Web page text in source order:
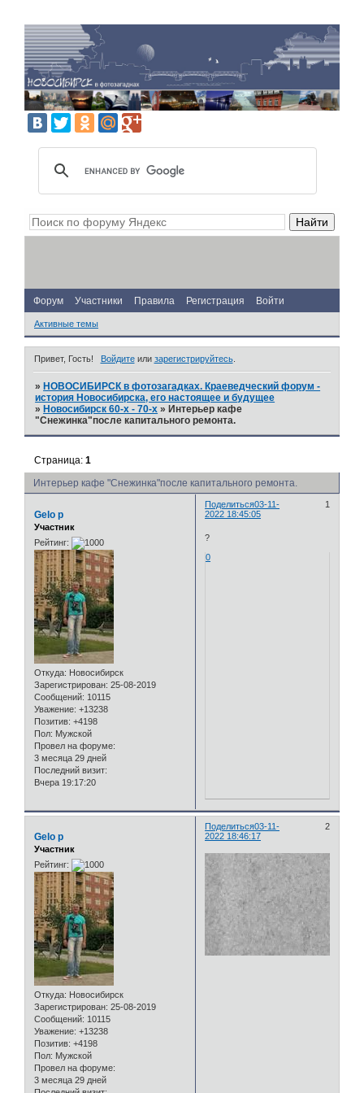
Форум Участники Правила Регистрация Войти
Активные темы
Привет, Гость! Войдитеили зарегистрируйтесь.
» НОВОСИБИРСК в фотозагадках. Краеведческий форум -
история Новосибирска, его настоящее и будущее
» Новосибирск 60-х - 70-х » Интерьер кафе
"Снежинка"после капитального ремонта.
Интерьер кафе "Снежинка"после капитального ремонта.
Страница:1
Поделиться 1
03-11-
2022 18:45:05
Gelo p
Участник
Рейтинг:
Откуда: Новосибирск
Зарегистрирован: 25-08-2019
Сообщений: 10115
Уважение: +13238
Позитив: +4198
Пол: Мужской
Провел на форуме:
3 месяца 29 дней
Последний визит:
Вчера 19:17:20
?
0
Поделиться 2
03-11-
2022 18:46:17
Gelo p
Участник
Рейтинг:
Откуда: Новосибирск
Зарегистрирован: 25-08-2019
Сообщений: 10115
Уважение: +13238
Позитив: +4198
Пол: Мужской
Провел на форуме:
3 месяца 29 дней